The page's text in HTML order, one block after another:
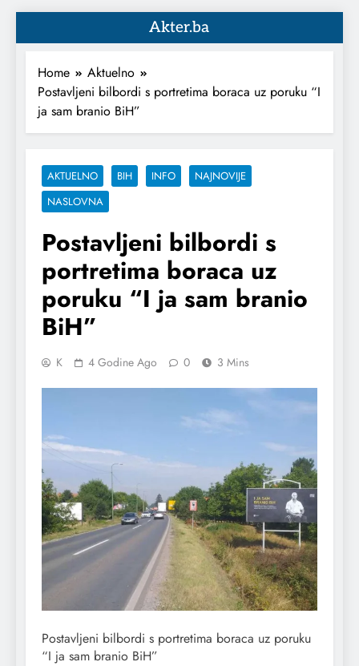
Akter.ba
Home
Aktuelno
Postavljeni bilbordi s portretima boraca uz poruku “I
ja sam branio BiH”
AKTUELNO BIH INFO
NAJNOVIJE
NASLOVNA
Postavljeni bilbordi s
portretima boraca uz
poruku “I ja sam branio
BiH”
K 4 Godine Ago 0 3 Mins
Postavljeni bilbordi s portretima boraca uz poruku
“I ja sam branio BiH”